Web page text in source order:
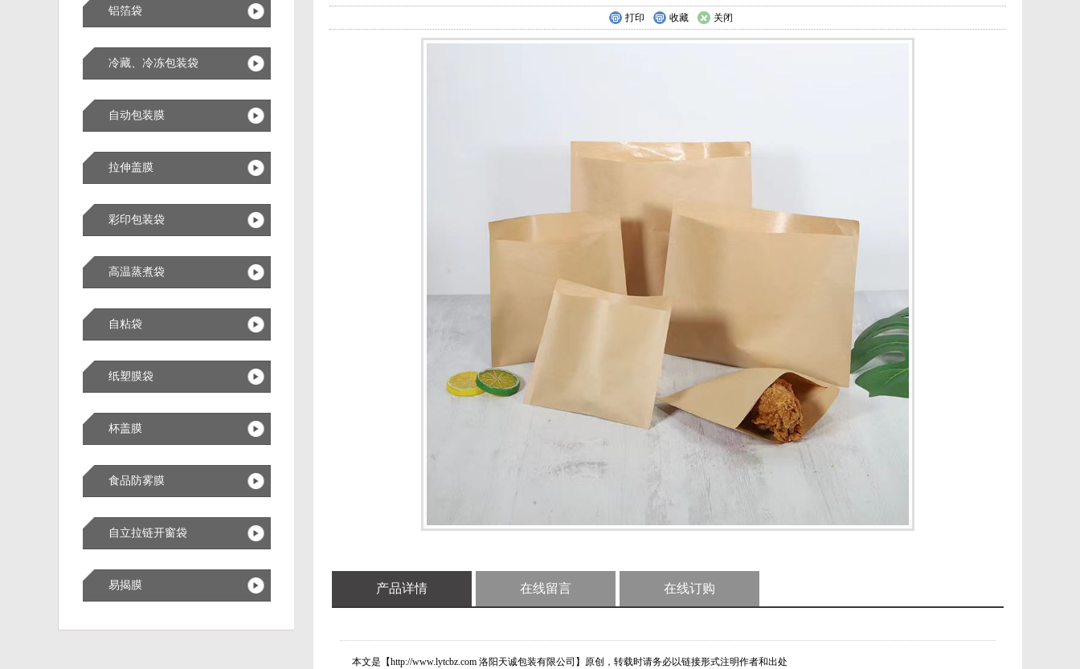
铝箔袋
冷藏、冷冻包装袋
自动包装膜
拉伸盖膜
彩印包装袋
高温蒸煮袋
自粘袋
纸塑膜袋
杯盖膜
食品防雾膜
自立拉链开窗袋
易揭膜
打印 收藏 关闭
产品详情 在线留言 在线订购
本文是【http://www.lytcbz.com 洛阳天诚包装有限公司】原创，转载时请务必以链接形式注明作者和出处